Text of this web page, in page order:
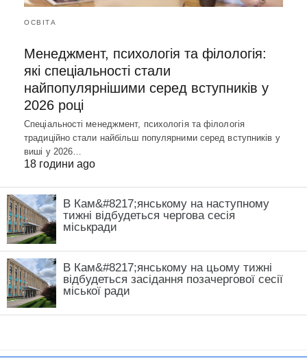
ОСВІТА
Менеджмент, психологія та філологія:
які спеціальності стали
найпопулярнішими серед вступників у
2026 році
Спеціальності менеджмент, психологія та філологія
традиційно стали найбільш популярними серед вступників у
виші у 2026…
18 години ago
В Кам&#8217;янському на наступному
тижні відбудеться чергова сесія
міськради
В Кам&#8217;янському на цьому тижні
відбудеться засідання позачергової сесії
міської ради